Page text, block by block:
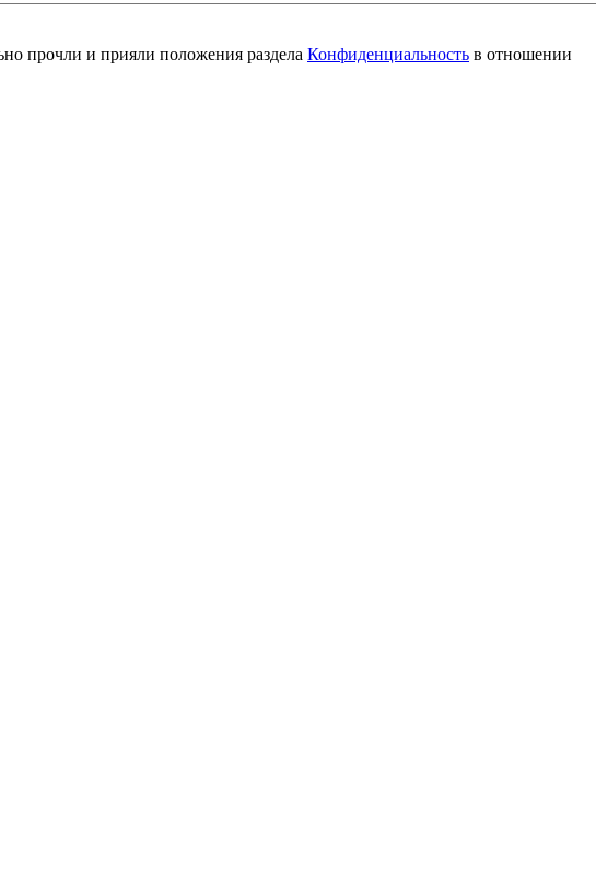
прочли и прияли положения раздела Конфиденциальность в отношении